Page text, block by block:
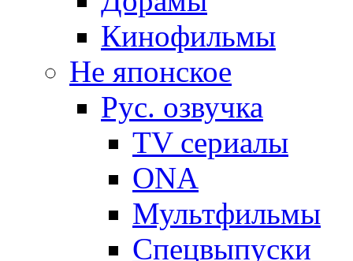
Кинофильмы
Не японское
Рус. озвучка
TV сериалы
ONA
Мультфильмы
Спецвыпуски